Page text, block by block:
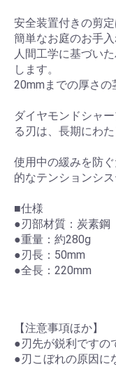
安全装置付きの剪定
簡単なお庭のお手
人間工学に基づい
します。
20mmまでの厚さの
ダイヤモンドシャ
る刃は、長期にわ
使用中の緩みを防
的なテンションシ
■仕様
●刃部材質：炭素鋼
●重量：約280g
●刃長：50mm
●全長：220mm
【注意事項ほか】
●刃先が鋭利ですの
●刃こぼれの原因に